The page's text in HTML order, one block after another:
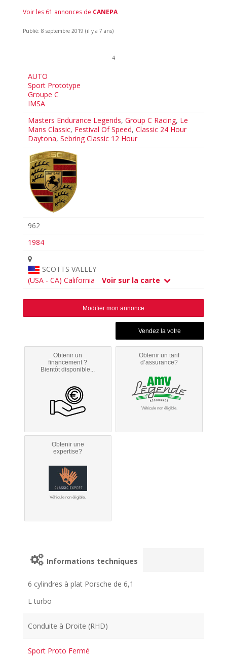
Voir les 61 annonces de CANEPA
Publié: 8 septembre 2019 (il y a 7 ans)
4
AUTO
Sport Prototype
Groupe C
IMSA
Masters Endurance Legends,Group C Racing, Le
Mans Classic, Festival Of Speed,Classic 24 Hour
Daytona,Sebring Classic 12 Hour
962
1984
SCOTTS VALLEY
(USA - CA) California
Voir sur la carte
Modifier mon annonce
Obtenir un
financement ?
Bientôt disponible...
Obtenir un tarif
d’assurance?
Véhicule non éligible.
Obtenir une
expertise?
Véhicule non éligible.
Informations techniques
6 cylindres à plat Porsche de 6,1
L turbo
Conduite à Droite (RHD)
Sport Proto Fermé